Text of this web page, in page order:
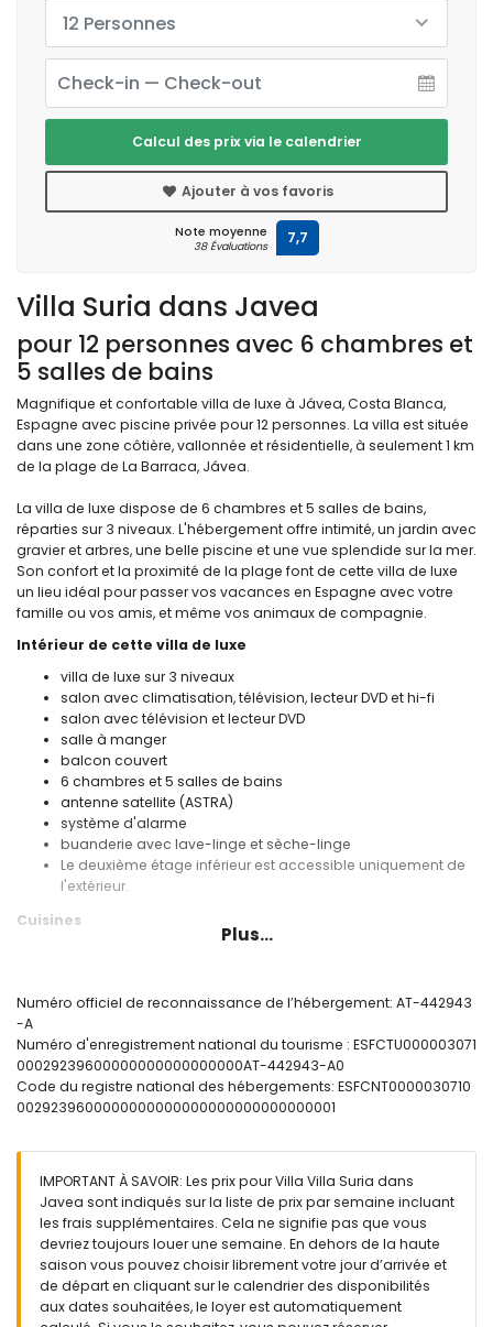
Villa Suria dans Javea
pour 12 personnes avec 6 chambres et
5 salles de bains
Magnifique et confortable villa de luxe à Jávea, Costa Blanca,
Espagne avec piscine privée pour 12 personnes. La villa est située
dans une zone côtière, vallonnée et résidentielle, à seulement 1 km
de la plage de La Barraca, Jávea.
La villa de luxe dispose de 6 chambres et 5 salles de bains,
réparties sur 3 niveaux. L'hébergement offre intimité, un jardin avec
gravier et arbres, une belle piscine et une vue splendide sur la mer.
Son confort et la proximité de la plage font de cette villa de luxe
un lieu idéal pour passer vos vacances en Espagne avec votre
famille ou vos amis, et même vos animaux de compagnie.
Intérieur de cette villa de luxe
villa de luxe sur 3 niveaux
salon avec climatisation, télévision, lecteur DVD et hi-fi
salon avec télévision et lecteur DVD
salle à manger
balcon couvert
6 chambres et 5 salles de bains
antenne satellite (ASTRA)
système d'alarme
buanderie avec lave-linge et sèche-linge
Le deuxième étage inférieur est accessible uniquement de
l'extérieur.
Cuisines
bouilloire électrique, mixeur, grille-pain et presse-agrumes
cuisine avec plaques électriques, micro-ondes et
réfrigérateur
Chambres et salles de bains
chambre avec climatisation, lit queen size (mesurant 190
chambre avec climatisation, lit double et salle de bain en
suite
chambre avec climatisation, lit double, télévision, lecteur
DVD et salle de bain en suite
chambre avec climatisation, lit double (mesurant 190 par
135cm)
chambre avec climatisation, 2 lits simples (mesurant 190
Plus...
Numéro officiel de reconnaissance de l’hébergement: AT-442943
-A
Numéro d'enregistrement national du tourisme : ESFCTU000003071
00029239600000000000000000AT-442943-A0
Code du registre national des hébergements: ESFCNT0000030710
0029239600000000000000000000000000001
IMPORTANT À SAVOIR: Les prix pour Villa Villa Suria dans
Javea sont indiqués sur la liste de prix par semaine incluant
les frais supplémentaires. Cela ne signifie pas que vous
devriez toujours louer une semaine. En dehors de la haute
saison vous pouvez choisir librement votre jour d’arrivée et
de départ en cliquant sur le calendrier des disponibilités
aux dates souhaitées, le loyer est automatiquement
12 Personnes
Calcul des prix via le calendrier
Ajouter à vos favoris
Note moyenne
38 Évaluations 7,7